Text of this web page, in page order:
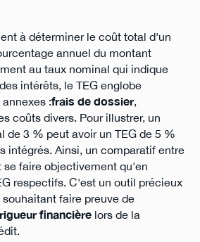
à déterminer le coût total d'un
annuel du montant
au taux nominal qui indique
intérêts, le TEG englobe
:frais de dossier,
coûts divers. Pour illustrer, un
de 3 % peut avoir un TEG de 5 %
intégrés. Ainsi, un comparatif entre
se faire objectivement qu'en
respectifs. C'est un outil précieux
faire preuve de
rigueur financièrelors de la